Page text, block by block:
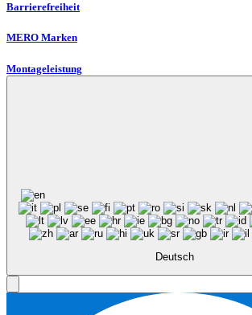
Barrierefreiheit
MERO Marken
Montageleistung
Deutsch